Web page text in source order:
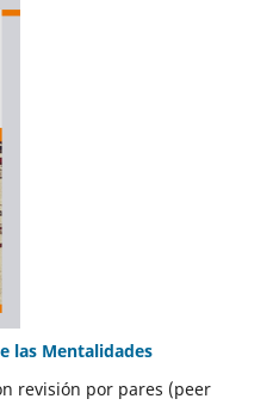
las Mentalidades
revisión por pares (peer